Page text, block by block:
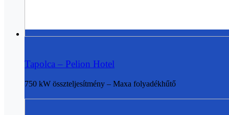
Tapolca – Pelion Hotel
750 kW összteljesítmény – Maxa folyadékhűtő